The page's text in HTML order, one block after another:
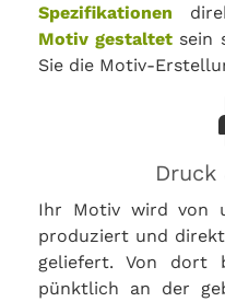
Spezifikationen
Motiv gestaltet sein
Sie die Motiv-
Druck
Ihr Motiv wird von
produziert und
geliefert. Von dort
pünktlich an der